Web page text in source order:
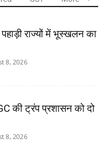
राज्यों में भूस्खलन का
8, 2026
की ट्रंप प्रशासन को दो
8, 2026